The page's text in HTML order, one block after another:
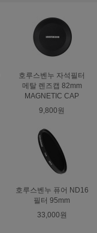
호루스벤누 자석필터
메탈 렌즈캡 82mm
MAGNETIC CAP
9,800원
호루스벤누 퓨어 ND16
필터 95mm
33,000원